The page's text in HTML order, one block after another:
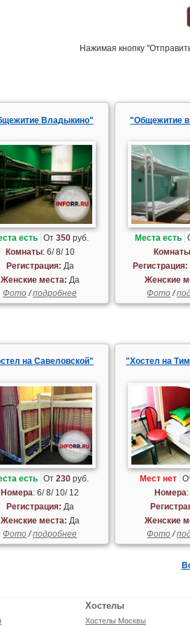
Нажимая кнопку
Владыкино"
есть От350 руб.
Комнаты: 6/ 8/ 10
Регистрация: Да
Женские места: Да
Фото/подробнее
"Общежитие
Места есть
Комнаты
Регистрация:
Женские
Фото/
на Савеловской"
есть От230 руб.
Номера: 6/ 8/ 10/ 12
Регистрация: Да
Женские места: Да
Фото/подробнее
"Хостел на
Мест нет
Номера:
Женские
Фото/
Хостелы
Хостелы Москвы